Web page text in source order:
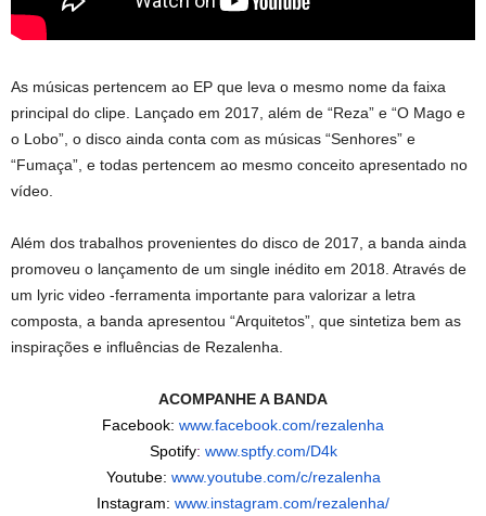
As músicas pertencem ao EP que leva o mesmo nome da faixa
principal do clipe. Lançado em 2017, além de “Reza” e “O Mago e
o Lobo”, o disco ainda conta com as músicas “Senhores” e
“Fumaça”, e todas pertencem ao mesmo conceito apresentado no
vídeo.
Além dos trabalhos provenientes do disco de 2017, a banda ainda
promoveu o lançamento de um single inédito em 2018. Através de
um lyric video -ferramenta importante para valorizar a letra
composta, a banda apresentou “Arquitetos”, que sintetiza bem as
inspirações e influências de Rezalenha.
ACOMPANHE A BANDA
Facebook: www.facebook.com/rezalenha
Spotify: www.sptfy.com/D4k
Youtube: www.youtube.com/c/rezalenha
Instagram: www.instagram.com/rezalenha/